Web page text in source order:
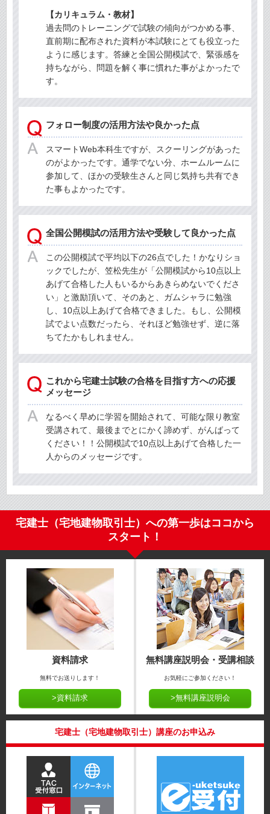
【カリキュラム・教材】
過去問のトレーニングで試験の傾向がつかめる事、
直前期に配布された資料が本試験にとても役立った
ように感じます。答練と全国公開模試で、緊張感を
持ちながら、問題を解く事に慣れた事がよかったで
す。
フォロー制度の活用方法や良かった点
スマートWeb本科生ですが、スクーリングがあった
のがよかったです。通学でない分、ホームルームに
参加して、ほかの受験生さんと同じ気持ち共有でき
た事もよかったです。
全国公開模試の活用方法や受験して良かった点
この公開模試で平均以下の26点でした！かなりショ
ックでしたが、笠松先生が「公開模試から10点以上
あげて合格した人もいるからあきらめないでくださ
い」と激励頂いて、そのあと、ガムシャラに勉強
し、10点以上あげて合格できました。もし、公開模
試でよい点数だったら、それほど勉強せず、逆に落
ちてたかもしれません。
これから宅建士試験の合格を目指す方への応援
メッセージ
なるべく早めに学習を開始されて、可能な限り教室
受講されて、最後までとにかく諦めず、がんばって
ください！！公開模試で10点以上あげて合格した一
人からのメッセージです。
宅建士（宅地建物取引士）への第一歩はココから
スタート！
資料請求
無料でお送りします！
>資料請求
無料講座説明会・受講相談
お気軽にご参加ください！
>無料講座説明会
宅建士（宅地建物取引士）講座のお申込み